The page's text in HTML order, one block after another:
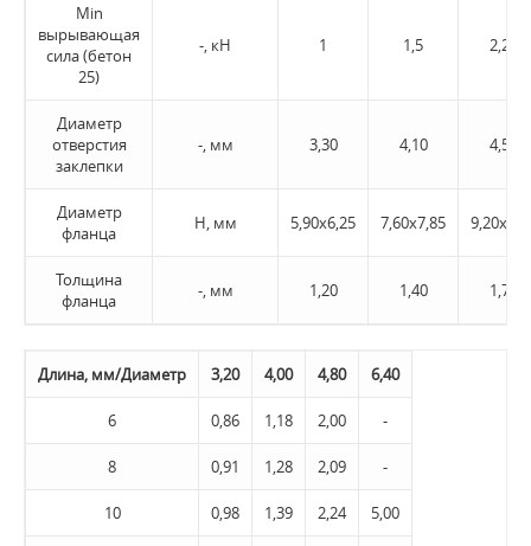
Min
вырывающая
сила (бетон
25)
-, кН 1 1,5 2,20
Диаметр
отверстия
заклепки
-, мм 3,30 4,10 4,50
Диаметр
фланца
H, мм 5,90х6,25 7,60х7,85
Толщина
фланца
-, мм 1,20 1,40 1,70
Длина, мм/Диаметр 3,20 4,00 4,80 6,40
6 0,86 1,18 2,00 -
8 0,91 1,28 2,09 -
10 0,98 1,39 2,24 5,00